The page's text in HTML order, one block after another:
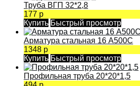
Труба ВГП 32*2,8
177 р
Купить Быстрый просмотр
Арматура стальная 16 А500С
1348 р
Купить Быстрый просмотр
Профильная труба 20*20*1,5